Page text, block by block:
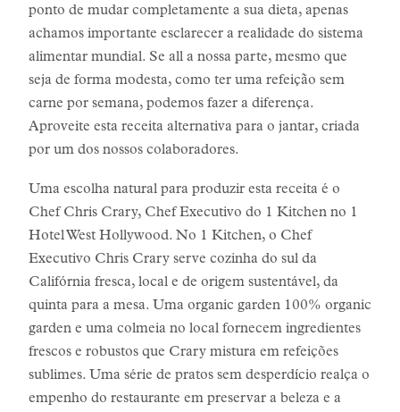
ponto de mudar completamente a sua dieta, apenas
achamos importante esclarecer a realidade do sistema
alimentar mundial. Se all a nossa parte, mesmo que
seja de forma modesta, como ter uma refeição sem
carne por semana, podemos fazer a diferença.
Aproveite esta receita alternativa para o jantar, criada
por um dos nossos colaboradores.
Uma escolha natural para produzir esta receita é o
Chef Chris Crary, Chef Executivo do 1 Kitchen no 1
Hotel West Hollywood. No 1 Kitchen, o Chef
Executivo Chris Crary serve cozinha do sul da
Califórnia fresca, local e de origem sustentável, da
quinta para a mesa. Uma organic garden 100% organic
garden e uma colmeia no local fornecem ingredientes
frescos e robustos que Crary mistura em refeições
sublimes. Uma série de pratos sem desperdício realça o
empenho do restaurante em preservar a beleza e a